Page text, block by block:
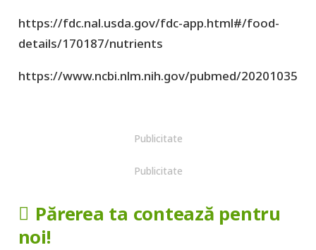
https://fdc.nal.usda.gov/fdc-app.html#/food-
details/170187/nutrients
https://www.ncbi.nlm.nih.gov/pubmed/20201035
Publicitate
Publicitate
Părerea ta contează pentru
noi!